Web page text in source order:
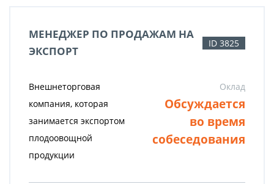
МЕНЕДЖЕР ПО ПРОДАЖАМ НА
ЭКСПОРТ
ID 3825
Внешнеторговая
компания, которая
занимается экспортом
плодоовощной
продукции
Оклад
Обсуждается
во время
собеседования